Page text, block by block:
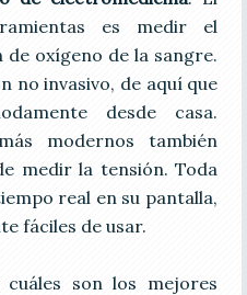
es medir el
oxígeno de la sangre.
no invasivo, de aquí que
desde casa.
modernos también
medir la tensión. Toda
real en su pantalla,
fáciles de usar.
son los mejores